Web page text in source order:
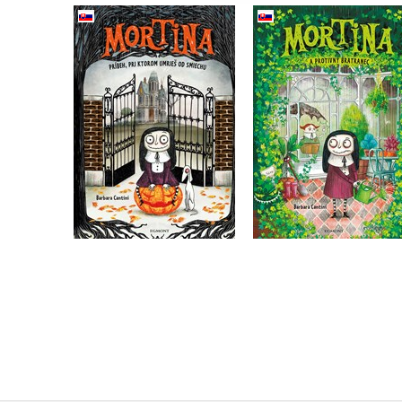
Mortina (slovensky)
Barbara Cantini
Do košíku
199 Kč
159 Kč
Mortina a
bratranec
Barbara Cantini
Do košíku
199 Kč
159 Kč